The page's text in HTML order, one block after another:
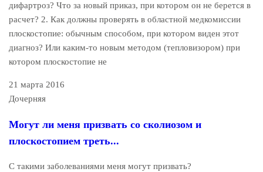
дифартроз? Что за новый приказ, при котором он не берется в
расчет? 2. Как должны проверять в областной медкомиссии
плоскостопие: обычным способом, при котором виден этот
диагноз? Или каким-то новым методом (тепловизором) при
котором плоскостопие не
21 марта 2016
Дочерняя
Могут ли меня призвать со сколиозом и
плоскостопием треть...
С такими заболеваниями меня могут призвать?